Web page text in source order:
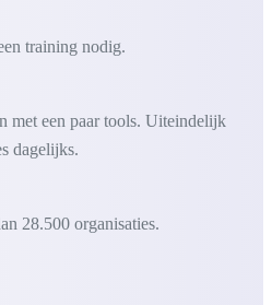
training nodig.
met een paar tools. Uiteindelijk
dagelijks.
28.500 organisaties.